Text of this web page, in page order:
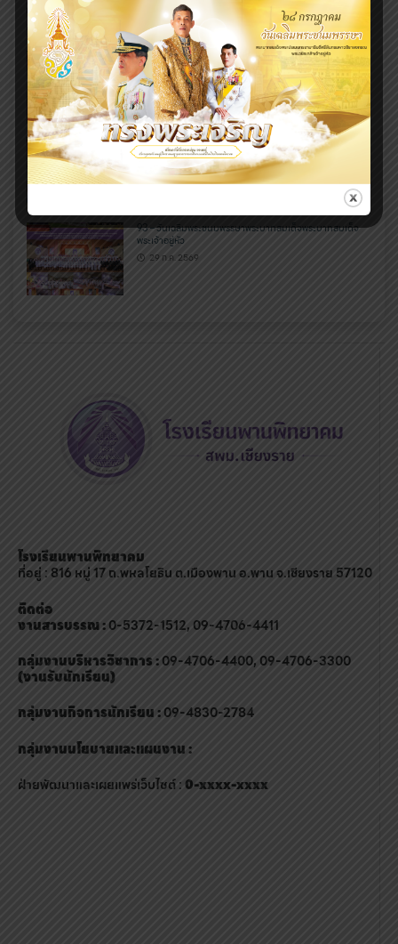
95 – พัฒนาทักษะ เสริมสมรรถนะ สร้างนักกีฬาสู่ความเป็นเลิศ
29 ก.ค. 2569
94 – RMUTL CR Engineering Camp 2026
29 ก.ค. 2569
93 – วันเฉลิมพระชนมพรรษาพระบาทสมเด็จพระบาทสมเด็จ
พระเจ้าอยู่หัว
29 ก.ค. 2569
โรงเรียนพานพิทยาคม
ที่อยู่ : 816 หมู่ 17 ถ.พหลโยธิน ต.เมืองพาน อ.พาน จ.เชียงราย 57120
ติดต่อ
งานสารบรรณ :0-5372-1512, 09-4706-4411
กลุ่มงานบริหารวิชาการ :09-4706-4400, 09-4706-3300
(งานรับนักเรียน)
กลุ่มงานกิจการนักเรียน :09-4830-2784
กลุ่มงานนโยบายและแผนงาน :
ฝ่ายพัฒนาและเผยแพร่เว็บไซต์ : 0-xxxx-xxxx